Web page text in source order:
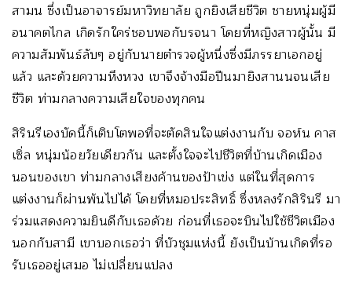
สามน ซึ่งเป็นอาจารย์มหาวิทยาลัย ถูกยิงเสียชีวิต ชายหนุ่มผู้มี
อนาคตไกล เกิดรักใคร่ชอบพอกับรจนา โดยที่หญิงสาวผู้นั้น มี
ความสัมพันธ์ลับๆ อยู่กับนายตำรวจผู้หนึ่งซึ่งมีภรรยาเอกอยู่
แล้ว และด้วยความหึงหวง เขาจึงจ้างมือปืนมายิงสานนจนเสีย
ชีวิต ท่ามกลางความเสียใจของทุกคน
สิรินรีเองบัดนี้ก็เติบโตพอที่จะตัดสินใจแต่งงานกับ จอห์น คาส
เซิ่ล หนุ่มน้อยวัยเดียวกัน และตั้งใจจะไปชีวิตที่บ้านเกิดเมือง
นอนของเขา ท่ามกลางเสียงค้านของป้าเข่ง แต่ในที่สุดการ
แต่งงานก็ผ่านพ้นไปได้ โดยที่หมอประสิทธิ์ ซึ่งหลงรักสิรินรี มา
ร่วมแสดงความยินดีกับเธอด้วย ก่อนที่เธอจะบินไปใช้ชีวิตเมือง
นอกกับสามี เขาบอกเธอว่า ที่บัวชุมแห่งนี้ ยังเป็นบ้านเกิดที่รอ
รับเธออยู่เสมอ ไม่เปลี่ยนแปลง